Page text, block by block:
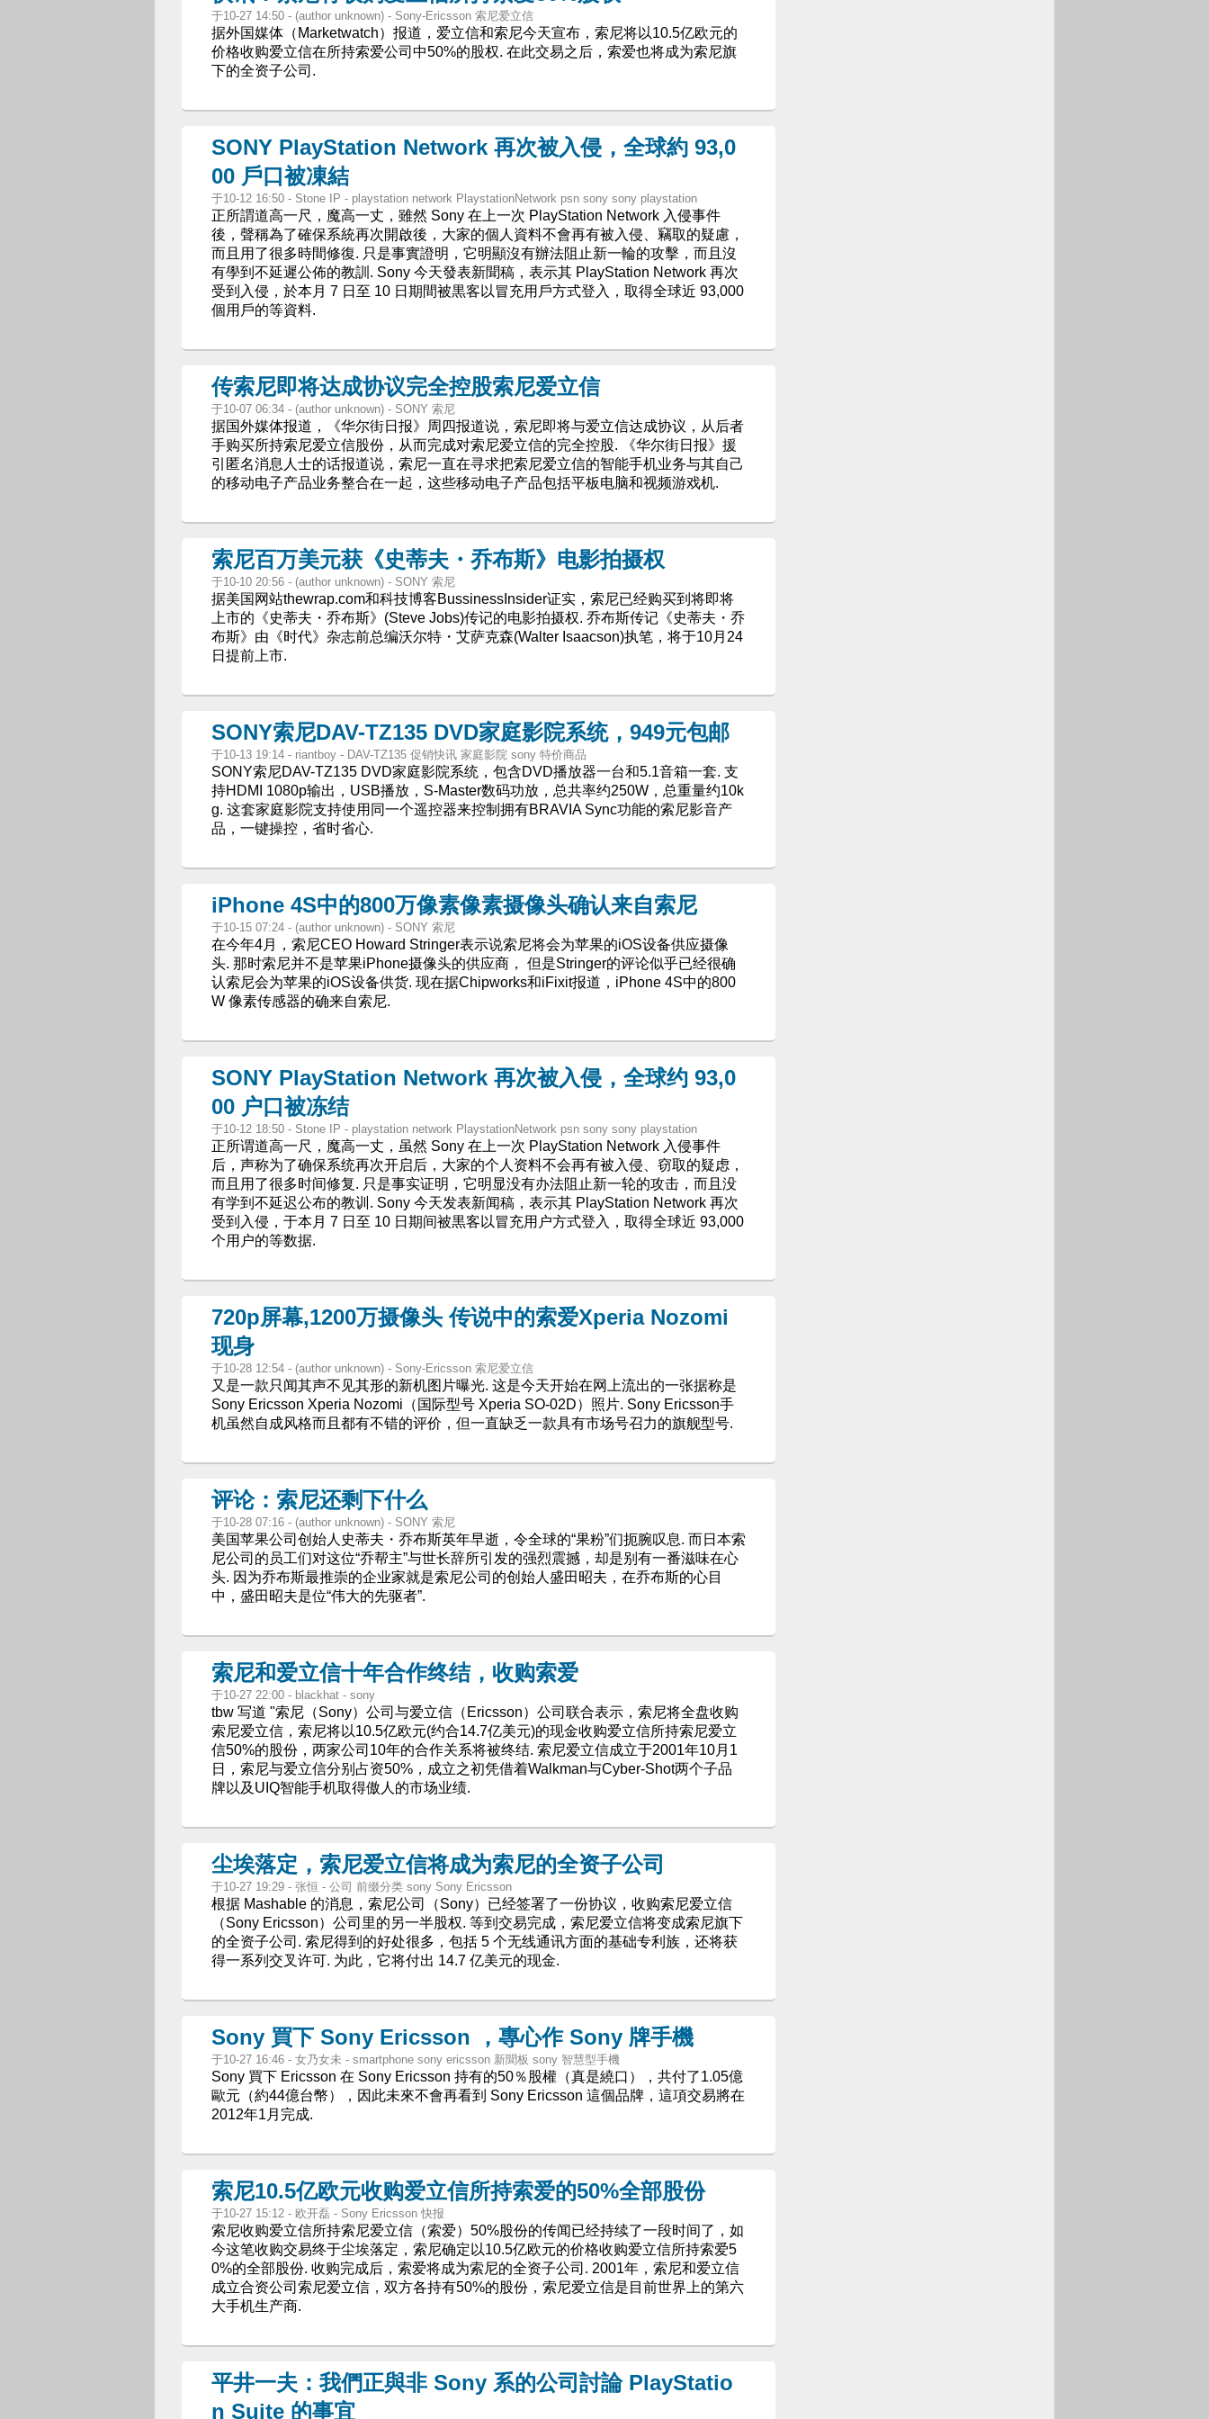
于10-27 14:50 - (author unknown) - Sony-Ericsson 索尼爱立信
据外国媒体（Marketwatch）报道，爱立信和索尼今天宣布，索尼将以10.5亿欧元的
价格收购爱立信在所持索爱公司中50%的股权. 在此交易之后，索爱也将成为索尼旗
下的全资子公司.
SONY PlayStation Network 再次被入侵，全球約 93,0
00 戶口被凍結
于10-12 16:50 - Stone IP - playstation network PlaystationNetwork psn sony sony playstation
正所謂道高一尺，魔高一丈，雖然 Sony 在上一次 PlayStation Network 入侵事件
後，聲稱為了確保系統再次開啟後，大家的個人資料不會再有被入侵、竊取的疑慮，
而且用了很多時間修復. 只是事實證明，它明顯沒有辦法阻止新一輪的攻擊，而且沒
有學到不延遲公佈的教訓. Sony 今天發表新聞稿，表示其 PlayStation Network 再次
受到入侵，於本月 7 日至 10 日期間被黒客以冒充用戶方式登入，取得全球近 93,000
個用戶的等資料.
传索尼即将达成协议完全控股索尼爱立信
于10-07 06:34 - (author unknown) - SONY 索尼
据国外媒体报道，《华尔街日报》周四报道说，索尼即将与爱立信达成协议，从后者
手购买所持索尼爱立信股份，从而完成对索尼爱立信的完全控股. 《华尔街日报》援
引匿名消息人士的话报道说，索尼一直在寻求把索尼爱立信的智能手机业务与其自己
的移动电子产品业务整合在一起，这些移动电子产品包括平板电脑和视频游戏机.
索尼百万美元获《史蒂夫・乔布斯》电影拍摄权
于10-10 20:56 - (author unknown) - SONY 索尼
据美国网站thewrap.com和科技博客BussinessInsider证实，索尼已经购买到将即将
上市的《史蒂夫・乔布斯》(Steve Jobs)传记的电影拍摄权. 乔布斯传记《史蒂夫・乔
布斯》由《时代》杂志前总编沃尔特・艾萨克森(Walter Isaacson)执笔，将于10月24
日提前上市.
SONY索尼DAV-TZ135 DVD家庭影院系统，949元包邮
于10-13 19:14 - riantboy - DAV-TZ135 促销快讯 家庭影院 sony 特价商品
SONY索尼DAV-TZ135 DVD家庭影院系统，包含DVD播放器一台和5.1音箱一套. 支
持HDMI 1080p输出，USB播放，S-Master数码功放，总共率约250W，总重量约10k
g. 这套家庭影院支持使用同一个遥控器来控制拥有BRAVIA Sync功能的索尼影音产
品，一键操控，省时省心.
iPhone 4S中的800万像素像素摄像头确认来自索尼
于10-15 07:24 - (author unknown) - SONY 索尼
在今年4月，索尼CEO Howard Stringer表示说索尼将会为苹果的iOS设备供应摄像
头. 那时索尼并不是苹果iPhone摄像头的供应商， 但是Stringer的评论似乎已经很确
认索尼会为苹果的iOS设备供货. 现在据Chipworks和iFixit报道，iPhone 4S中的800
W 像素传感器的确来自索尼.
SONY PlayStation Network 再次被入侵，全球约 93,0
00 户口被冻结
于10-12 18:50 - Stone IP - playstation network PlaystationNetwork psn sony sony playstation
正所谓道高一尺，魔高一丈，虽然 Sony 在上一次 PlayStation Network 入侵事件
后，声称为了确保系统再次开启后，大家的个人资料不会再有被入侵、窃取的疑虑，
而且用了很多时间修复. 只是事实证明，它明显没有办法阻止新一轮的攻击，而且没
有学到不延迟公布的教训. Sony 今天发表新闻稿，表示其 PlayStation Network 再次
受到入侵，于本月 7 日至 10 日期间被黒客以冒充用户方式登入，取得全球近 93,000
个用户的等数据.
720p屏幕,1200万摄像头 传说中的索爱Xperia Nozomi
现身
于10-28 12:54 - (author unknown) - Sony-Ericsson 索尼爱立信
又是一款只闻其声不见其形的新机图片曝光. 这是今天开始在网上流出的一张据称是
Sony Ericsson Xperia Nozomi（国际型号 Xperia SO-02D）照片. Sony Ericsson手
机虽然自成风格而且都有不错的评价，但一直缺乏一款具有市场号召力的旗舰型号.
评论：索尼还剩下什么
于10-28 07:16 - (author unknown) - SONY 索尼
美国苹果公司创始人史蒂夫・乔布斯英年早逝，令全球的“果粉”们扼腕叹息. 而日本索
尼公司的员工们对这位“乔帮主”与世长辞所引发的强烈震撼，却是别有一番滋味在心
头. 因为乔布斯最推崇的企业家就是索尼公司的创始人盛田昭夫，在乔布斯的心目
中，盛田昭夫是位“伟大的先驱者”.
索尼和爱立信十年合作终结，收购索爱
于10-27 22:00 - blackhat - sony
tbw 写道 "索尼（Sony）公司与爱立信（Ericsson）公司联合表示，索尼将全盘收购
索尼爱立信，索尼将以10.5亿欧元(约合14.7亿美元)的现金收购爱立信所持索尼爱立
信50%的股份，两家公司10年的合作关系将被终结. 索尼爱立信成立于2001年10月1
日，索尼与爱立信分别占资50%，成立之初凭借着Walkman与Cyber-Shot两个子品
牌以及UIQ智能手机取得傲人的市场业绩.
尘埃落定，索尼爱立信将成为索尼的全资子公司
于10-27 19:29 - 张恒 - 公司 前缀分类 sony Sony Ericsson
根据 Mashable 的消息，索尼公司（Sony）已经签署了一份协议，收购索尼爱立信
（Sony Ericsson）公司里的另一半股权. 等到交易完成，索尼爱立信将变成索尼旗下
的全资子公司. 索尼得到的好处很多，包括 5 个无线通讯方面的基础专利族，还将获
得一系列交叉许可. 为此，它将付出 14.7 亿美元的现金.
Sony 買下 Sony Ericsson ，專心作 Sony 牌手機
于10-27 16:46 - 女乃女未 - smartphone sony ericsson 新聞板 sony 智慧型手機
Sony 買下 Ericsson 在 Sony Ericsson 持有的50％股權（真是繞口），共付了1.05億
歐元（約44億台幣），因此未來不會再看到 Sony Ericsson 這個品牌，這項交易將在
2012年1月完成.
索尼10.5亿欧元收购爱立信所持索爱的50%全部股份
于10-27 15:12 - 欧开磊 - Sony Ericsson 快报
索尼收购爱立信所持索尼爱立信（索爱）50%股份的传闻已经持续了一段时间了，如
今这笔收购交易终于尘埃落定，索尼确定以10.5亿欧元的价格收购爱立信所持索爱5
0%的全部股份. 收购完成后，索爱将成为索尼的全资子公司. 2001年，索尼和爱立信
成立合资公司索尼爱立信，双方各持有50%的股份，索尼爱立信是目前世界上的第六
大手机生产商.
平井一夫：我們正與非 Sony 系的公司討論 PlayStatio
n Suite 的事宜